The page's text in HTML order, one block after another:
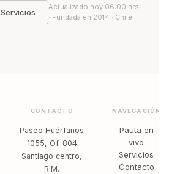
Servicios
Actualizado hoy 06:00 hrs
· Fundada en 2014 · Chile
CONTACTO
Paseo Huérfanos
1055, Of. 804
Santiago centro,
R.M.
NAVEGACIÓN
Pauta en
vivo
Servicios
Contacto